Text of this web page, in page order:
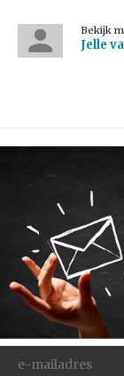
Bekijk
Jelle